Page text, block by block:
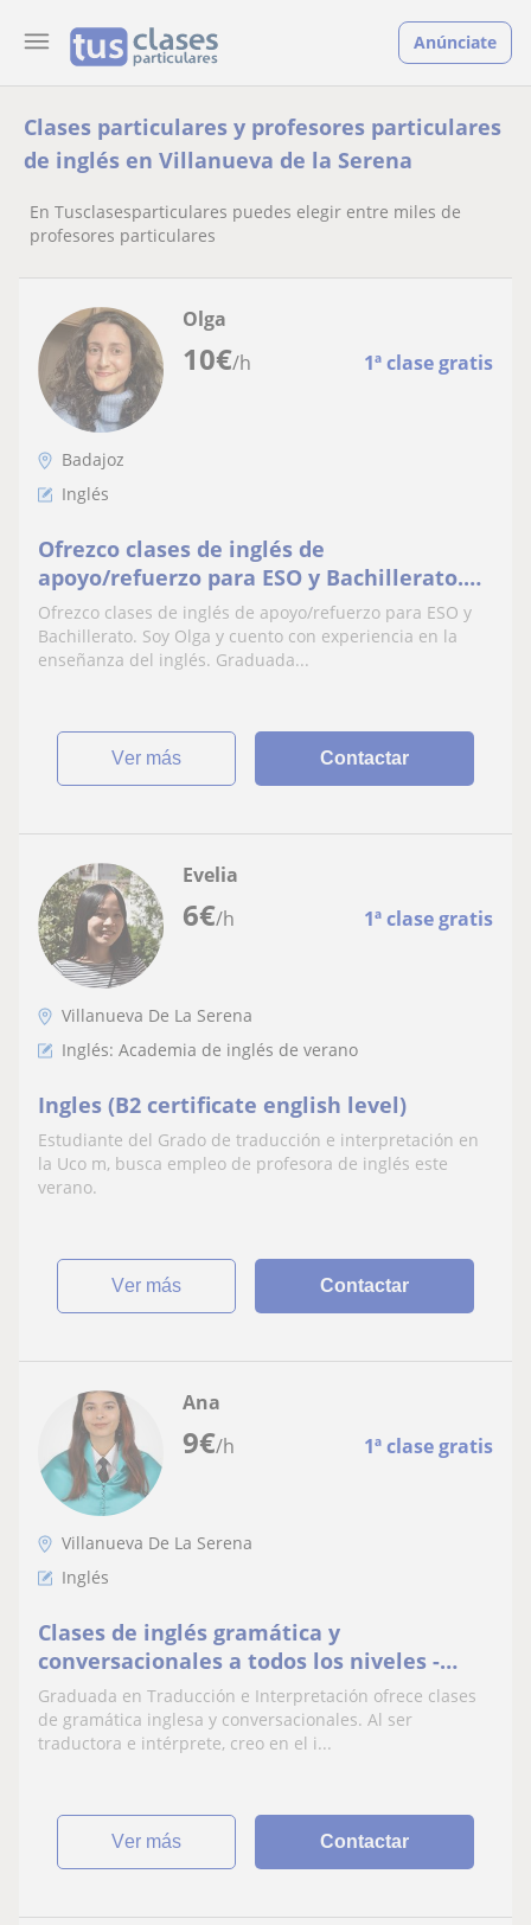
Anúnciate
Clases particulares y profesores particulares
de inglés en Villanueva de la Serena
En Tusclasesparticulares puedes elegir entre miles de
profesores particulares
10€/h 1ª clase gratis
Olga
Badajoz
Inglés
Ofrezco clases de inglés de
apoyo/refuerzo para ESO y Bachillerato.
Preparación de exámenes EOI y
Cambridge (B1, B2, C1)
Ofrezco clases de inglés de apoyo/refuerzo para ESO y
Bachillerato. Soy Olga y cuento con experiencia en la
enseñanza del inglés. Graduada...
ver más Contactar
6€/h 1ª clase gratis
Evelia
Villanueva De La Serena
Inglés: Academia de inglés de verano
Ingles (B2 certificate english level)
Estudiante del Grado de traducción e interpretación en
la Uco m, busca empleo de profesora de inglés este
verano.
ver más Contactar
9€/h 1ª clase gratis
Ana
Villanueva De La Serena
Inglés
Clases de inglés gramática y
conversacionales a todos los niveles -
Presencial y online
Graduada en Traducción e Interpretación ofrece clases
de gramática inglesa y conversacionales. Al ser
traductora e intérprete, creo en el i...
ver más Contactar